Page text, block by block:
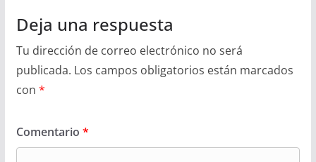
Deja una respuesta
Tu dirección de correo electrónico no será
publicada. Los campos obligatorios están marcados
con *
Comentario *